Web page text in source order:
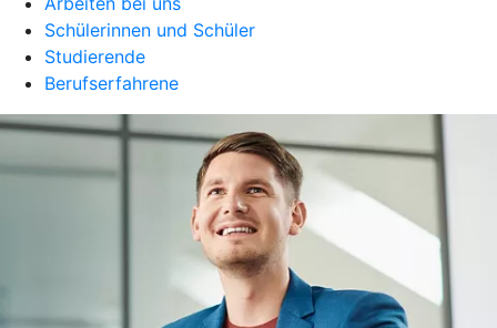
Schülerinnen und Schüler
Studierende
Berufserfahrene